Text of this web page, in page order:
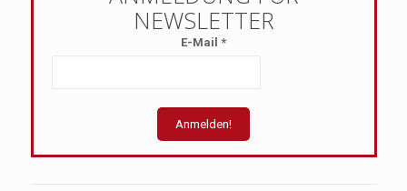
E-Mail *